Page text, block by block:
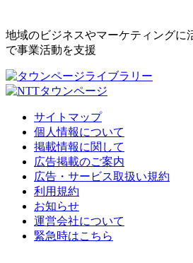
地域のビジネスやマーケティングに
で事業活動を支援
サイトマップ
個人情報について
掲載情報に関して
広告掲載のご案内
広告・サービス取扱い規約
利用規約
お知らせ
運営会社について
緊急時はこちら